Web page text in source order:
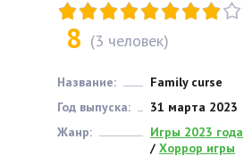
8 (3 человек)
Название:
Family curse
Год выпуска:
31 марта 2023
Жанр:
Игры 2023 года
/ Хоррор игры